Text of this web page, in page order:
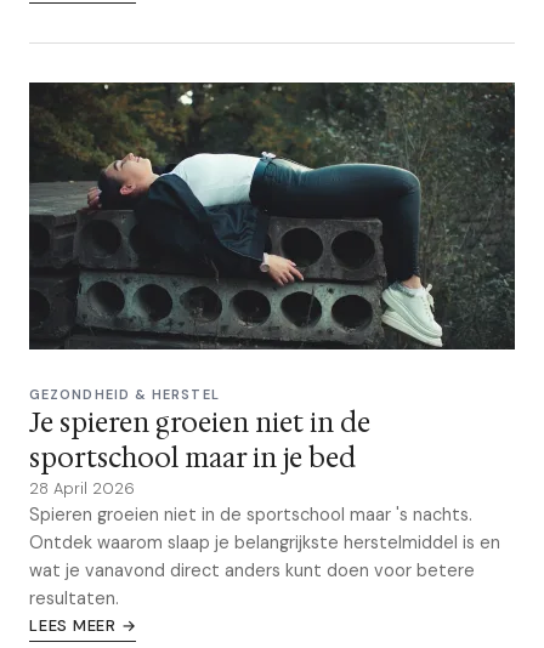
GEZONDHEID & HERSTEL
Je spieren groeien niet in de
sportschool maar in je bed
28 April 2026
Spieren groeien niet in de sportschool maar 's nachts.
Ontdek waarom slaap je belangrijkste herstelmiddel is en
wat je vanavond direct anders kunt doen voor betere
resultaten.
LEES MEER →